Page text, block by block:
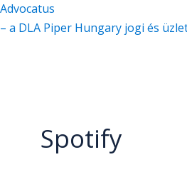
Advocatus
– a DLA Piper Hungary jogi és
Spotify